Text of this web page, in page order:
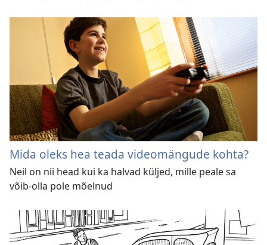
Mida oleks hea teada videomängude kohta?
Neil on nii head kui ka halvad küljed, mille peale sa
võib-olla pole mõelnud